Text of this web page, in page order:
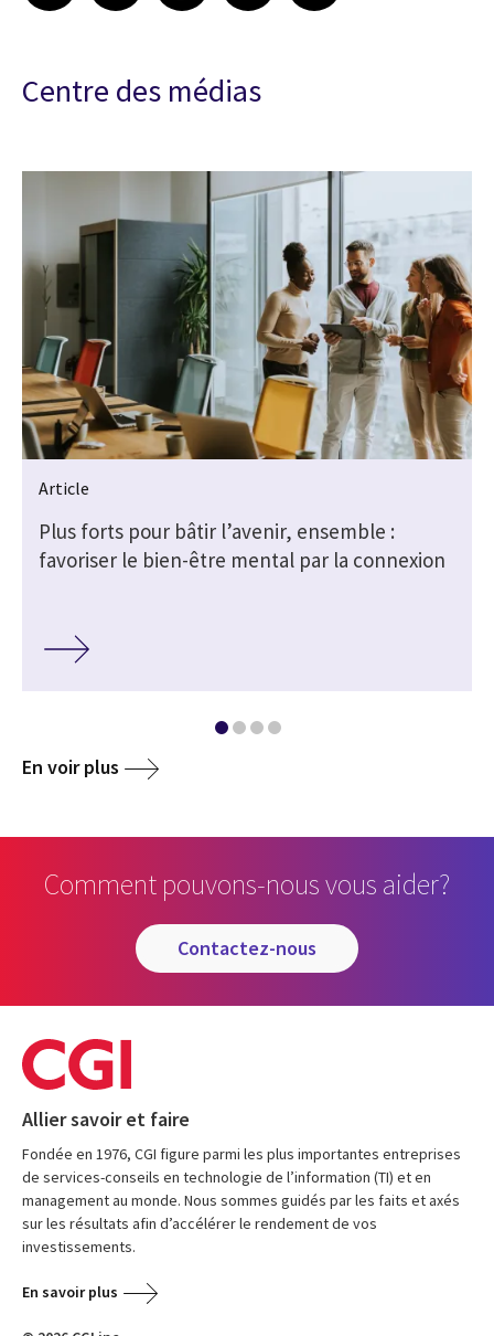
Centre des médias
Article
Plus forts pour bâtir l’avenir, ensemble :
favoriser le bien-être mental par la connexion
En voir plus media
Comment pouvons-nous vous aider?
contactez-nous
Allier savoir et faire
Fondée en 1976, CGI figure parmi les plus importantes entreprises
de services-conseils en technologie de l’information (TI) et en
management au monde. Nous sommes guidés par les faits et axés
sur les résultats afin d’accélérer le rendement de vos
investissements.
En savoir plus